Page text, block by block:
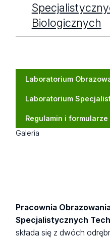
Biologicznych
Laboratorium
Laboratorium
Regulamin i formularze
Galeria
Pracownia
Specjalistycznych
składa się z dwóch